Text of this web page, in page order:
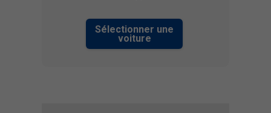
Sélectionner une
voiture